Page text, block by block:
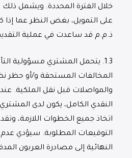
خلال الفترة المحددة. ويشمل
على التمويل، بغض النظر عما إذا
ذ.م.م قد ساعدت في عملية
1.3.
يتحمل المشتري مسؤولية
المخالفات المستحقة و/أو حظر
والمواصلات قبل نقل الملكية.
اتخاذ جميع الخطوات اللازمة،
التوقيعات المطلوبة. سيؤدي عدم
النهائية إلى مصادرة العربون